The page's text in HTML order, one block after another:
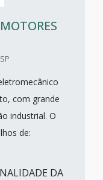
com grande
industrial. O
de:
DA